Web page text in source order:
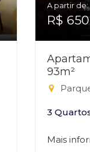
A partir de:
R$
93m²
3
Mais